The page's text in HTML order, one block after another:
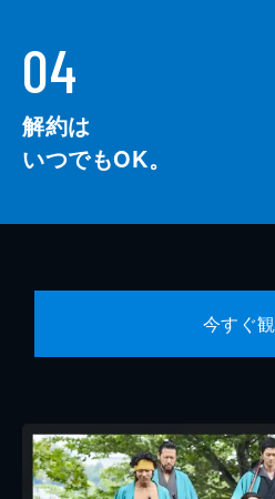
04
解約は
いつでもOK。
今すぐ